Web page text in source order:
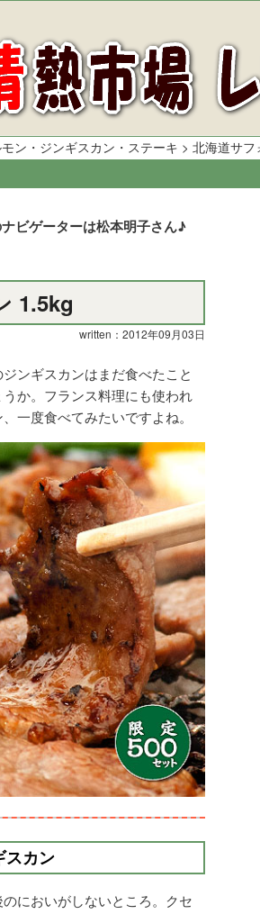
ン・ジンギスカン・ステーキ > 北海道サ
ビゲーターは松本明子さん♪
1.5kg
written：2012年09月03日
ンギスカンはまだ食べたこと
か。フランス料理にも使われ
一度食べてみたいですよね。
スカン
においがしないところ。クセ